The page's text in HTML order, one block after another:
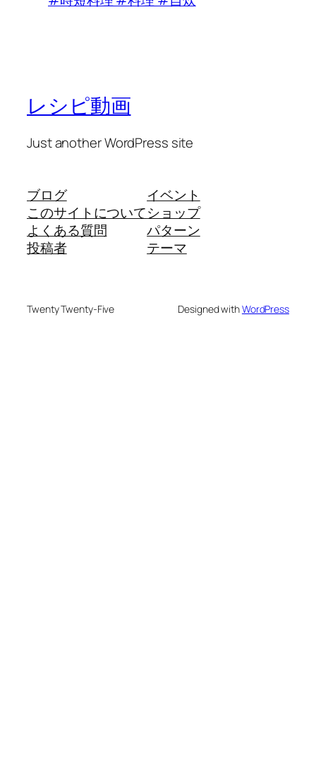
レシピ動画
Just another WordPress site
ブログ
このサイトについて
よくある質問
投稿者
イベント
ショップ
パターン
テーマ
Twenty Twenty-Five Designed withWordPress